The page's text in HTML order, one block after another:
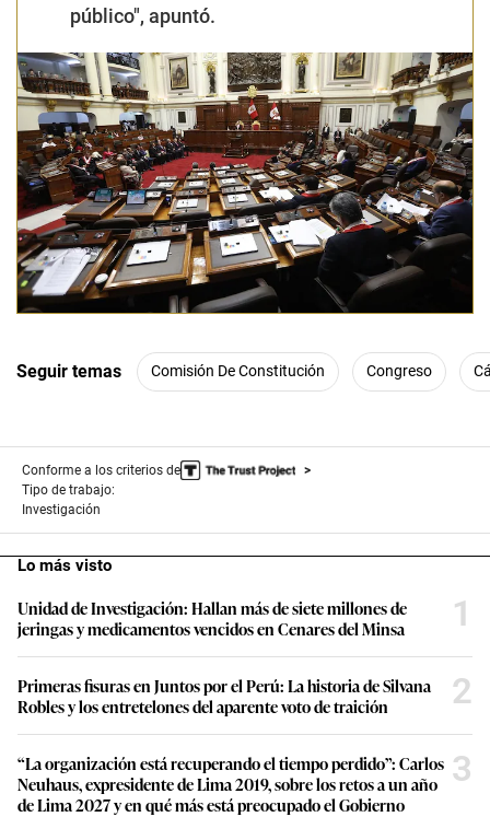
público", apuntó.
Seguir temas Comisión De Constitución Congreso
Conforme a los criterios de
Tipo de trabajo:
Investigación
Lo más visto
Unidad de Investigación: Hallan más de siete millones de
jeringas y medicamentos vencidos en Cenares del Minsa
1
Primeras fisuras en Juntos por el Perú: La historia de Silvana
Robles y los entretelones del aparente voto de traición
2
“La organización está recuperando el tiempo perdido”: Carlos
Neuhaus, expresidente de Lima 2019, sobre los retos a un año
de Lima 2027 y en qué más está preocupado el Gobierno
3